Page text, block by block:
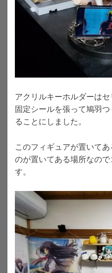
アクリルキーホルダーは
固定シールを張って鳩羽
ることにしました。
このフィギュアが置いて
のが置いてある場所なの
す。